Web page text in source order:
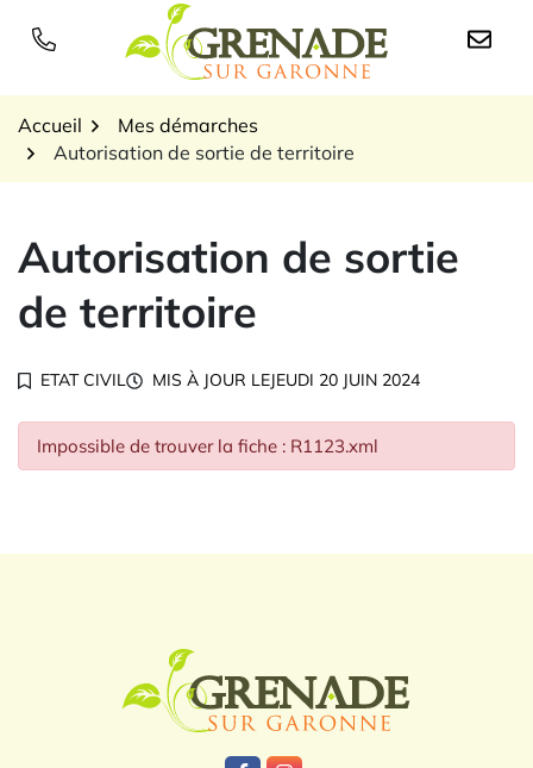
Logo Grenade sur
Accueil
Mes démarches
Autorisation de sortie de territoire
Autorisation de sortie
de territoire
ETAT CIVIL MIS À JOUR LEJEUDI 20 JUIN 2024
Impossible de trouver la fiche : R1123.xml